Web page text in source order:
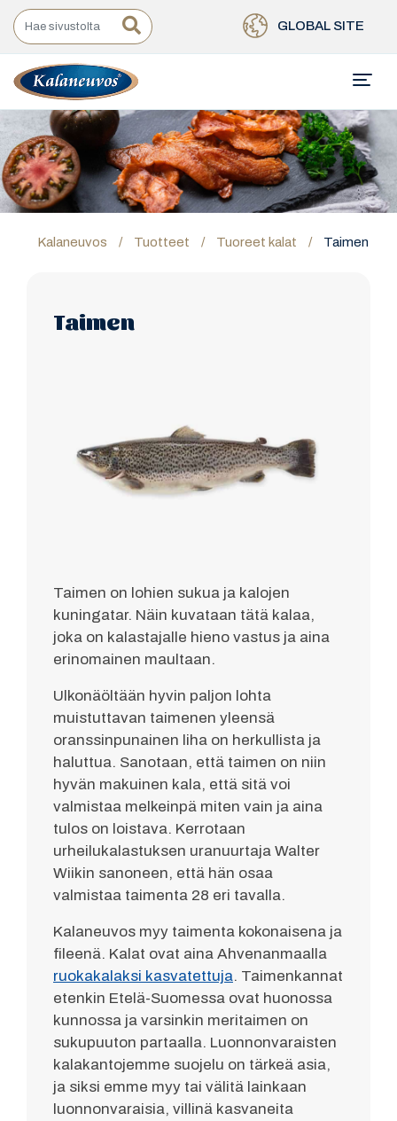
GLOBAL SITE
Kalaneuvos / Tuotteet / Tuoreet kalat / Taimen
Taimen
Taimen on lohien sukua ja kalojen
kuningatar. Näin kuvataan tätä kalaa,
joka on kalastajalle hieno vastus ja aina
erinomainen maultaan.
Ulkonäöltään hyvin paljon lohta
muistuttavan taimenen yleensä
oranssinpunainen liha on herkullista ja
haluttua. Sanotaan, että taimen on niin
hyvän makuinen kala, että sitä voi
valmistaa melkeinpä miten vain ja aina
tulos on loistava. Kerrotaan
urheilukalastuksen uranuurtaja Walter
Wiikin sanoneen, että hän osaa
valmistaa taimenta 28 eri tavalla.
Kalaneuvos myy taimenta kokonaisena ja
fileenä. Kalat ovat aina Ahvenanmaalla
ruokakalaksi kasvatettuja. Taimenkannat
etenkin Etelä-Suomessa ovat huonossa
kunnossa ja varsinkin meritaimen on
sukupuuton partaalla. Luonnonvaraisten
kalakantojemme suojelu on tärkeä asia,
ja siksi emme myy tai välitä lainkaan
luonnonvaraisia, villinä kasvaneita